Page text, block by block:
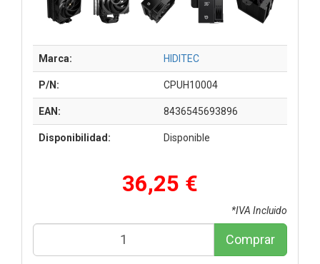
Marca: HIDITEC
P/N: CPUH10004
EAN: 8436545693896
Disponibilidad: Disponible
36,25 €
*IVA Incluido
Comprar